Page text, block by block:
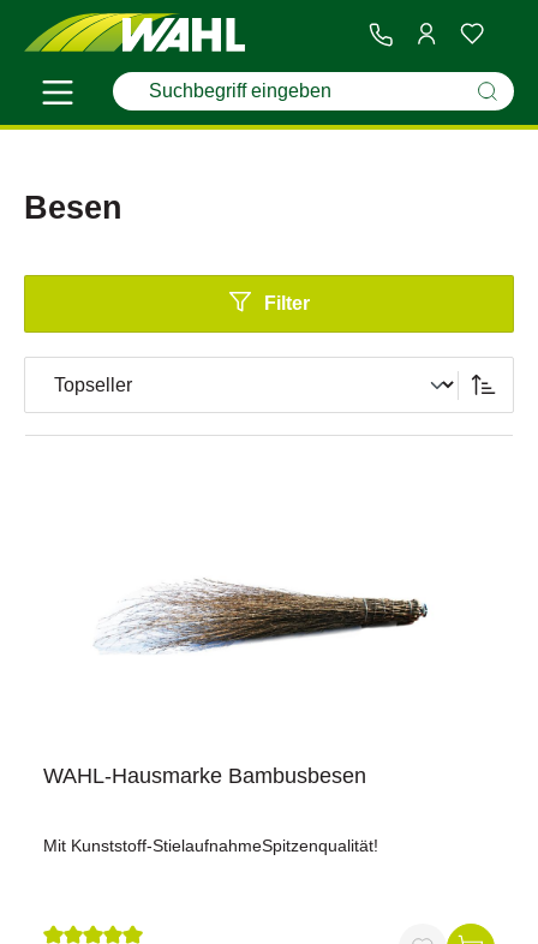
Besen
Filter
WAHL-Hausmarke Bambusbesen
Mit Kunststoff-StielaufnahmeSpitzenqualität!